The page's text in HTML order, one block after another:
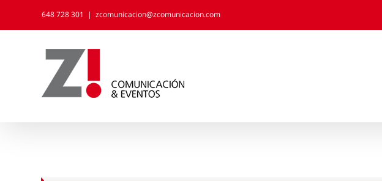
648 728 301 | zcomunicacion@zcomunicacion.com